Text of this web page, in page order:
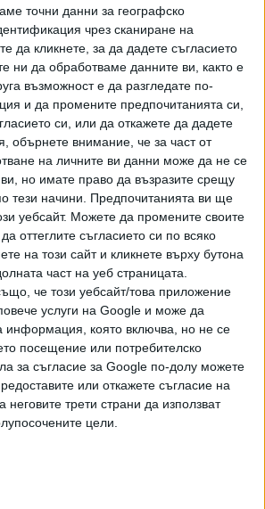
точни данни за географско
чрез сканиране на
да кликнете, за да дадете съгласието
ни да обработваме данните ви, както е
възможност е да разгледате по-
и да промените предпочитанията си,
си, или да откажете да дадете
обърнете внимание, че за част от
на личните ви данни може да не се
ви, но имате право да възразите срещу
тези начини. Предпочитанията ви ще
уебсайт. Можете да промените своите
оттеглите съгласието си по всяко
на този сайт и кликнете върху бутона
част на уеб страницата.
че този уебсайт/това приложение
услуги на Google и може да
информация, която включва, но не се
посещение или потребителско
за съгласие за Google по-долу можете
или откажете съгласие на
неговите трети страни да използват
цели.
легенда напусна ЦСКА, обиден на
2026
и спортна ТВ седмица (3-9 август)
2026
№1 покори Шанхай за 45-ата си
2026
отново се измъчи, но победи и е в Топ
Авг. 2026